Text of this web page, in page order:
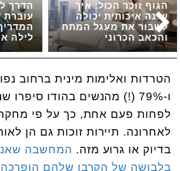
הדרך
עוברת
לילה
הגוף זוכר הכול: איך
שינה איכותית יכולה
לשבור את מעגל המתח
והכאב הכרוני
הטרדות ואלימות מינית ברחוב
ו-79% (!) מהנשים בהודו
לפחות פעם אחת, כך על פי
לאחרונה. תיירות זוכות גם הן
בדיוק או גרוע מזה. המחשבה
בלבושה של הקרבן שלהם